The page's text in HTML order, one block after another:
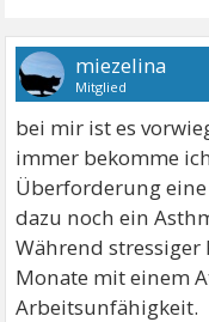
miezelina
Mitglied
bei mir ist es
immer bekomme
Überforderung
dazu noch ein
Während stressiger
Monate mit einem
Arbeitsunfähigkeit.